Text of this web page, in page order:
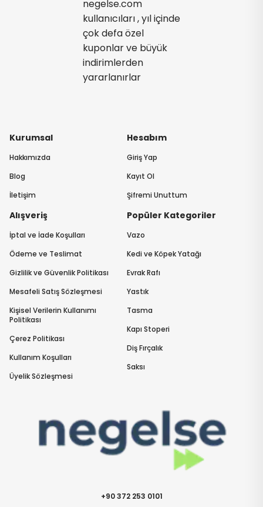
+90 372 253 0101
Kurumsal
Hakkımızda
Blog
İletişim
Hesabım
Giriş Yap
Kayıt Ol
Şifremi Unuttum
Alışveriş
İptal ve İade Koşulları
Ödeme ve Teslimat
Gizlilik ve Güvenlik Politikası
Mesafeli Satış Sözleşmesi
Kişisel Verilerin Kullanımı
Politikası
Çerez Politikası
Kullanım Koşulları
Üyelik Sözleşmesi
Popüler Kategoriler
Vazo
Kedi ve Köpek Yatağı
Evrak Rafı
Yastık
Tasma
Kapı Stoperi
Diş Fırçalık
Saksı
negelse.com
kullanıcıları , yıl içinde
çok defa özel
kuponlar ve büyük
indirimlerden
yararlanırlar